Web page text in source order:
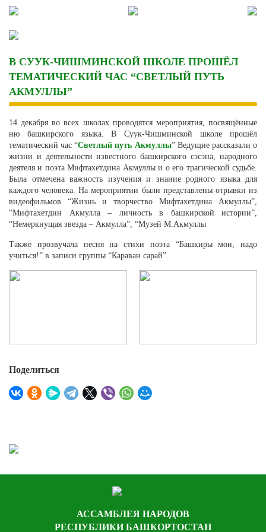
Skip
content
В СУУК-ЧИШМИНСКОЙ ШКОЛЕ ПРОШЁЛ
ТЕМАТИЧЕСКИЙ ЧАС “СВЕТЛЫЙ ПУТЬ
АКМУЛЛЫ”
14 декабря во всех школах проводятся мероприятия, посвящённые
ню башкирского языка. В Суук-Чишминской школе прошёл
тематический час “Светлый путь Акмуллы” Ведущие рассказали о
жизни и деятельности известного башкирского сэсэна, народного
деятеля и поэта Мифтахетдина Акмуллы и о его трагической судьбе.
Была отмечена важность изучения и знание родного языка для
каждого человека. На мероприятии были представлены отрывки из
видеофильмов “Жизнь и творчество Мифтахетдина Акмуллы”,
“Мифтахетдин Акмулла – личность в башкирской истории”,
“Немеркнущая звезда – Акмулла”, “Музей М.Акмуллы
Также прозвучала песня на стихи поэта “Башкиры мои, надо
учиться!” в записи группы “Караван сарай”.
Поделиться
АССАМБЛЕЯ НАРОДОВ
РЕСПУБЛИКИ БАШКОРТОСТАН